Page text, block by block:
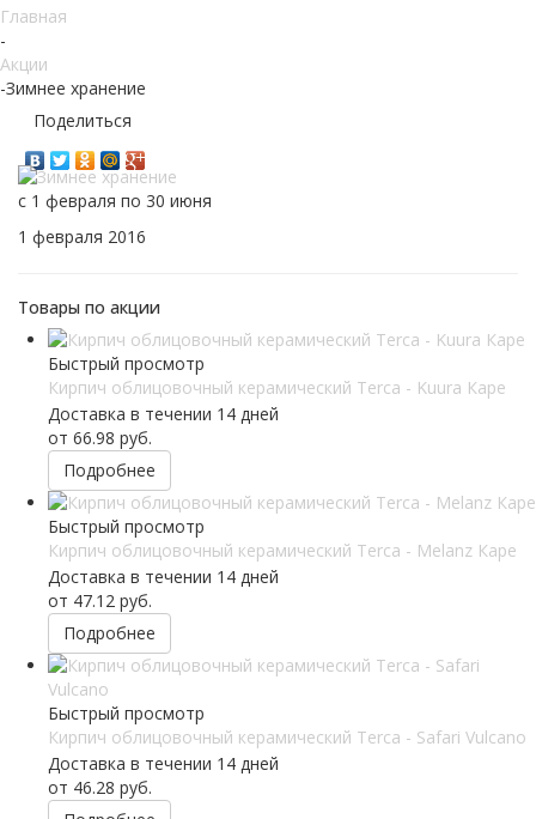
Главная
-
Акции
-Зимнее хранение
Поделиться
с 1 февраля по 30 июня
1 февраля 2016
Товары по акции
Быстрый просмотр
Кирпич облицовочный керамический Terca - Kuura Каре
Доставка в течении 14 дней
от 66.98 руб.
Подробнее
Быстрый просмотр
Кирпич облицовочный керамический Terca - Melanz Каре
Доставка в течении 14 дней
от 47.12 руб.
Подробнее
Быстрый просмотр
Кирпич облицовочный керамический Terca - Safari Vulcano
Доставка в течении 14 дней
от 46.28 руб.